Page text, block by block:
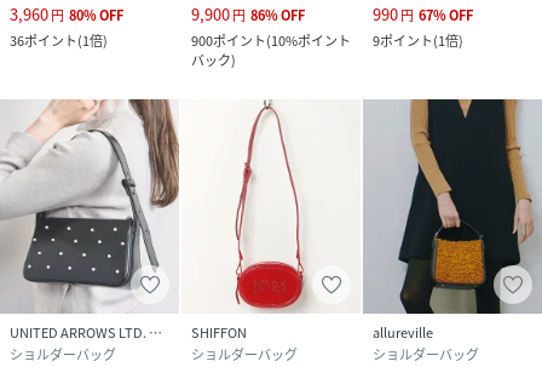
3,960円 80%OFF
36ポイント(1倍)
9,900円 86%OFF
900ポイント(10%ポイント
バック)
990円 67%OFF
9ポイント(1倍)
UNITED ARROWS LTD. OUTLET
ショルダーバッグ
SHIFFON
ショルダーバッグ
allureville
ショルダーバッグ